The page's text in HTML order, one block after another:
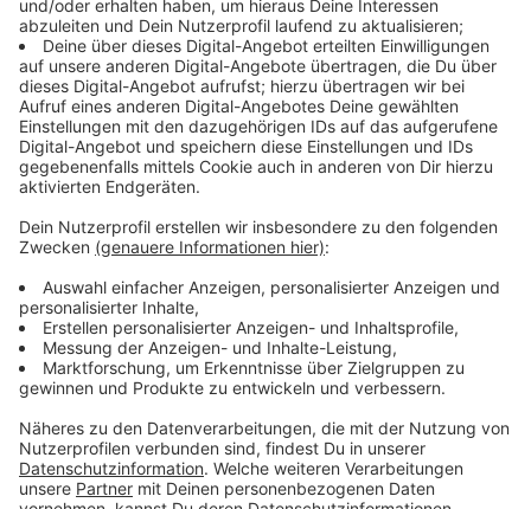
Der Spielplan
Anzeige
9. Januar 2020, 18.15 Uhr: Weißrussland - Serbien
9. Januar 2020, 18.15 Uhr: Deutschland -
Niederlande
9. Januar 2020, 20.30 Uhr: Kroatien - Montenegro
9. Januar 2020, 20.30 Uhr: Spanien - Lettland
10. Januar 2020, 18.15 Uhr: Tschechien - Österreich
10. Januar 2020, 18.15 Uhr: Slowenien - Polen
10. Januar 2020, 20.30 Uhr: Nordmazedonien - Ukraine